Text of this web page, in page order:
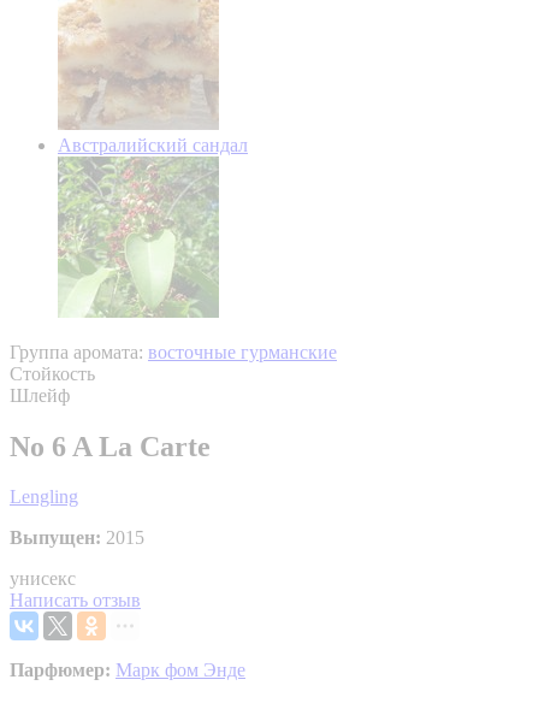
Австралийский сандал
Группа аромата: восточные гурманские
Стойкость
Шлейф
No 6 A La Carte
Lengling
Выпущен: 2015
унисекс
Написать отзыв
Парфюмер: Марк фом Энде